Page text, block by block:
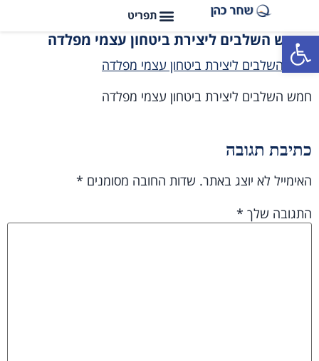
פתח סרגל נגישות
חמש השלבים ליצירת ביטחון עצמי מפלדה
חמש השלבים ליצירת ביטחון עצמי מפלדה
חמש השלבים ליצירת ביטחון עצמי מפלדה
כתיבת תגובה
האימייל לא יוצג באתר. שדות החובה מסומנים *
התגובה שלך *